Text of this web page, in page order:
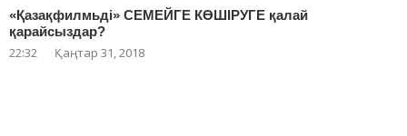
«Қазақфилмьді» СЕМЕЙГЕ КӨШІРУГЕ қалай
қарайсыздар?
22:32 Қаңтар 31, 2018